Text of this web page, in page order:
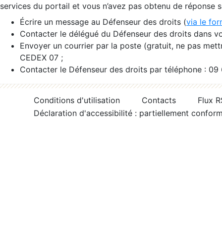
services du portail et vous n’avez pas obtenu de réponse
Écrire un message au Défenseur des droits (via le
Contacter le délégué du Défenseur des droits dans
Envoyer un courrier par la poste (gratuit, ne pas
CEDEX 07 ;
Contacter le Défenseur des droits par téléphone :
Conditions d'utilisation Contacts
Flux
Déclaration d'accessibilité : partiellement